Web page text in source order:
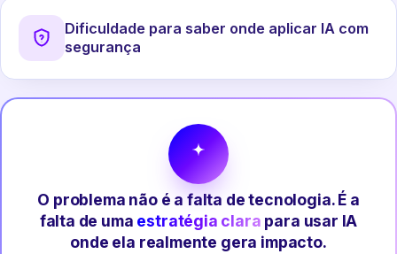
Dificuldade para saber onde aplicar IA com
segurança
O problema não é a falta de tecnologia. É a
falta de uma estratégia clara para usar IA
onde ela realmente gera impacto.